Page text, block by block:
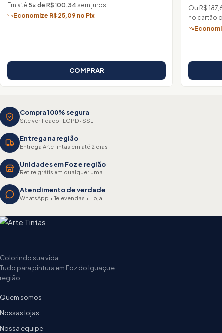
Em até 5× de R$ 100,34 sem juros
Economize R$ 25,09 no Pix
COMPRAR
Ou R$
no cartão
Compra 100% segura
Site verificado · LGPD · SSL
Entrega na região
Entrega Arte Tintas em até 2 dias
Unidades em Foz e região
Retire grátis em qualquer uma
Atendimento de verdade
WhatsApp + Televendas + Loja
Colorindo sua vida.
Tudo para pintura em Foz do Iguaçu e
região.
Quem somos
Nossas lojas
Nossa equipe